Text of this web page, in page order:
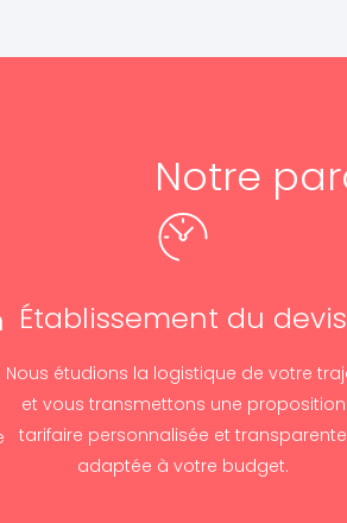
Notre
Établissement du devis
Nous étudions la logistique de votre
et vous transmettons une proposition
tarifaire personnalisée et transparente
adaptée à votre budget.